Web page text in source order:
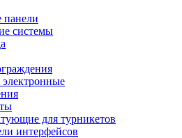
панели
системы
для турникетов
интерфейсов